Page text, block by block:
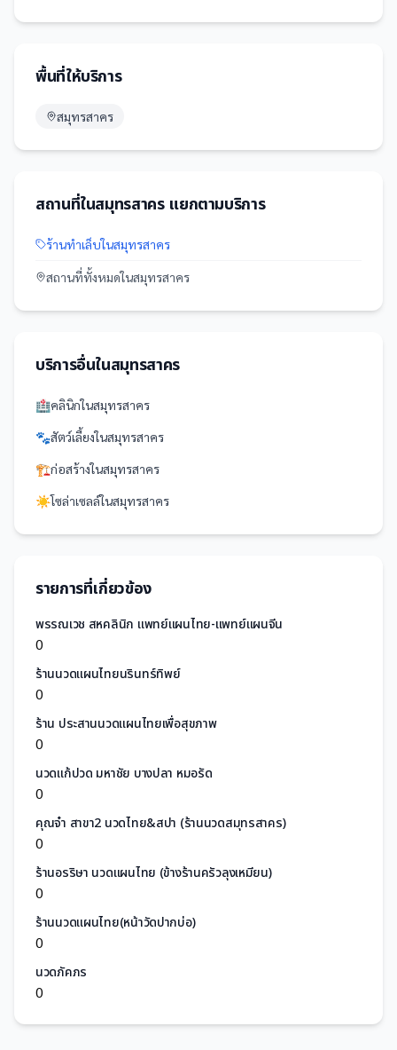
พื้นที่ให้บริการ
สมุทรสาคร
สถานที่ในสมุทรสาครแยกตามบริการ
ร้านทำเล็บในสมุทรสาคร
สถานที่ทั้งหมดในสมุทรสาคร
บริการอื่นในสมุทรสาคร
🏥คลินิกในสมุทรสาคร
🐾สัตว์เลี้ยงในสมุทรสาคร
🏗️ก่อสร้างในสมุทรสาคร
☀️โซล่าเซลล์ในสมุทรสาคร
รายการที่เกี่ยวข้อง
พรรณเวช สหคลินิก แพทย์แผนไทย-แพทย์แผนจีน
0
ร้านนวดแผนไทยนรินทร์ทิพย์
0
ร้าน ประสานนวดแผนไทยเพื่อสุขภาพ
0
นวดแก้ปวด มหาชัย บางปลา หมอรัด
0
คุณจ๋า สาขา2 นวดไทย&สปา (ร้านนวดสมุทรสาคร)
0
ร้านอรริษา นวดแผนไทย (ข้างร้านครัวลุงเหมียน)
0
ร้านนวดแผนไทย(หน้าวัดปากบ่อ)
0
นวดภัคภร
0